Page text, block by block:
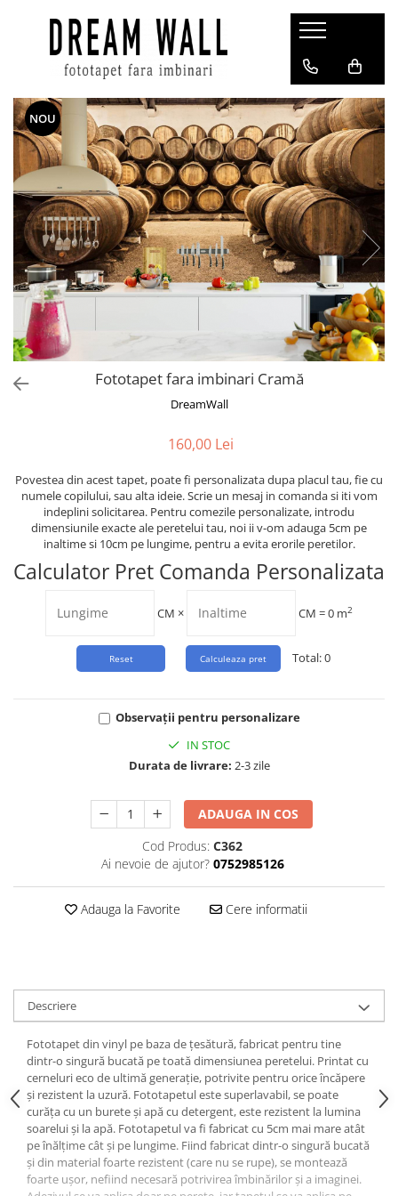
Fototapet fara imbinari
ExclusivArt
Abstract
Arhitectura
Fluid Art
Forme Geometrice
Fototapet 3D
Frescă
Frunze
Natura
Peisaj
NOU
Fototapet fara imbinari Cramă
DreamWall
160,00 Lei
Povestea din acest tapet, poate fi personalizata dupa placul tau, fie cu
numele copilului, sau alta ideie. Scrie un mesaj in comanda si iti vom
indeplini solicitarea. Pentru comezile personalizate, introdu
dimensiunile exacte ale peretelui tau, noi ii v-om adauga 5cm pe
inaltime si 10cm pe lungime, pentru a evita erorile peretilor.
Calculator Pret Comanda Personalizata
CM × CM =0 m2
Total:0
Observații pentru personalizare
IN STOC
Durata de livrare: 2-3 zile
ADAUGA IN COS
Cod Produs: C362
Ai nevoie de ajutor? 0752985126
Adauga la Favorite Cere informatii
Descriere
Fototapet din vinyl pe baza de țesătură, fabricat pentru tine
dintr-o singură bucată pe toată dimensiunea peretelui. Printat cu
cerneluri eco de ultimă generație, potrivite pentru orice încăpere
și rezistent la uzură. Fototapetul este superlavabil, se poate
curăța cu un burete și apă cu detergent, este rezistent la lumina
soarelui și la apă. Fototapetul va fi fabricat cu 5cm mai mare atât
pe înălțime cât și pe lungime. Fiind fabricat dintr-o singură bucată
și din material foarte rezistent (care nu se rupe), se montează
foarte ușor, nefiind necesară potrivirea îmbinărilor și a imaginei.